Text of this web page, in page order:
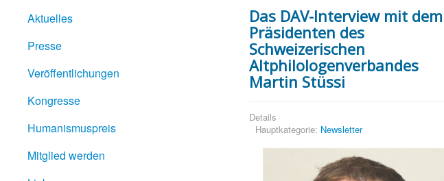
Aktuelles
Presse
Veröffentlichungen
Kongresse
Humanismuspreis
Mitglied werden
Das DAV-Interview mit dem
Präsidenten des
Schweizerischen
Altphilologenverbandes
Martin Stüssi
Details
Hauptkategorie: Newsletter